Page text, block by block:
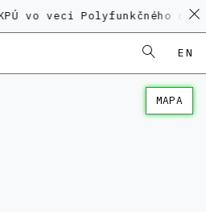
veci Polyfunkčného domu na
EN
MAPA